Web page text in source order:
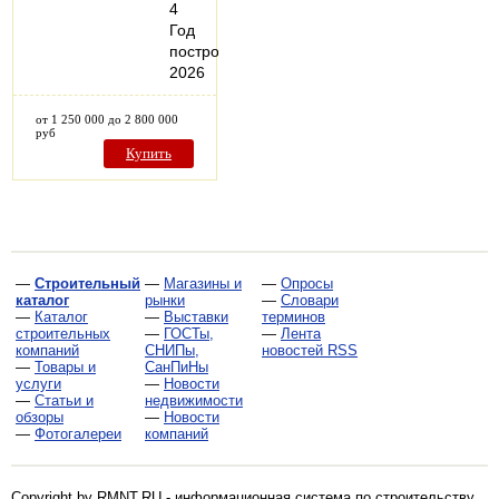
4
Год
постройки:
2026
от 1 250 000 до 2 800 000
руб
Купить
— Строительный
каталог
— Каталог
строительных
компаний
— Товары и
услуги
— Статьи и
обзоры
— Фотогалереи
— Магазины и
рынки
— Выставки
— ГОСТы,
СНИПы,
СанПиНы
— Новости
недвижимости
— Новости
компаний
— Опросы
— Словари
терминов
— Лента
новостей RSS